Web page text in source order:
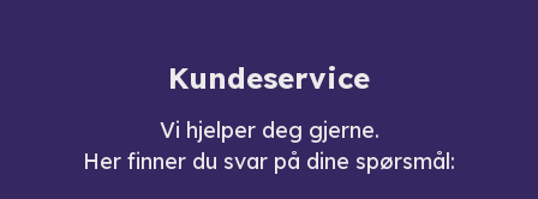
Kundeservice
Vi hjelper deg gjerne.
Her finner du svar på dine spørsmål: